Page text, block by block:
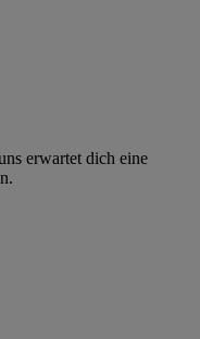
erwartet dich eine